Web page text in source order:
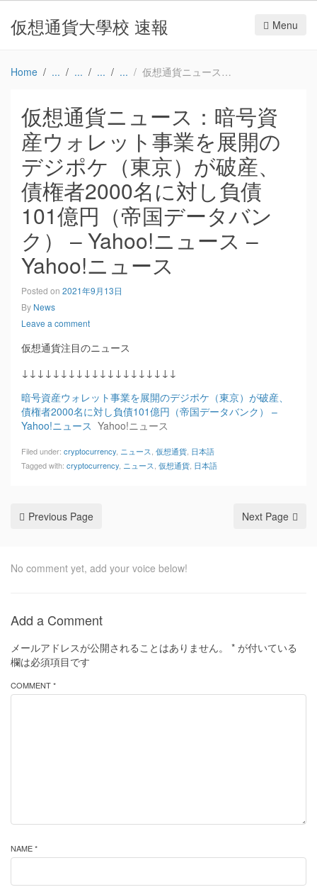
仮想通貨大學校 速報 Menu
Home 仮想通貨ニュース：暗号資産ウォレット事業を展開のデジポケ（東京）が破産、債権者2000名に対し負債101億円（帝国データバンク） – Yahoo!ニュース – Yahoo!ニュース
仮想通貨ニュース：暗号資
産ウォレット事業を展開の
デジポケ（東京）が破産、
債権者2000名に対し負債
101億円（帝国データバン
ク） – Yahoo!ニュース –
Yahoo!ニュース
Posted on 2021年9月13日
By News
Leave a comment
仮想通貨注目のニュース
↓↓↓↓↓↓↓↓↓↓↓↓↓↓↓↓↓↓↓↓
暗号資産ウォレット事業を展開のデジポケ（東京）が破産、
債権者2000名に対し負債101億円（帝国データバンク） –
Yahoo!ニュース Yahoo!ニュース
Filed under: cryptocurrency ニュース 仮想通貨 日本語
Tagged with: cryptocurrency ニュース 仮想通貨 日本語
Previous Page Next Page
No comment yet, add your voice below!
Add a Comment
メールアドレスが公開されることはありません。 * が付いている
欄は必須項目です
COMMENT *
NAME *